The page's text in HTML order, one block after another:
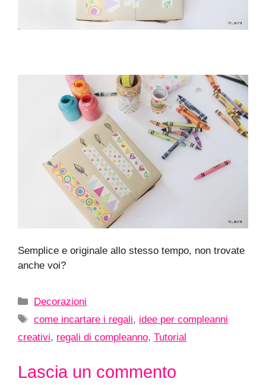
Semplice e originale allo stesso tempo, non trovate
anche voi?
Categorie
Decorazioni
Tag
come incartare i regali, idee per compleanni
creativi, regali di compleanno, Tutorial
Lascia un commento